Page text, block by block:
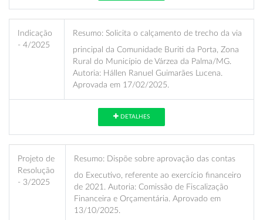
Indicação
- 4/2025
Resumo: Solicita o calçamento de trecho da via
principal da Comunidade Buriti da Porta, Zona
Rural do Município de Várzea da Palma/MG.
Autoria: Hállen Ranuel Guimarães Lucena.
Aprovada em 17/02/2025.
DETALHES
Projeto de
Resolução
- 3/2025
Resumo: Dispõe sobre aprovação das contas
do Executivo, referente ao exercício financeiro
de 2021. Autoria: Comissão de Fiscalização
Financeira e Orçamentária. Aprovado em
13/10/2025.